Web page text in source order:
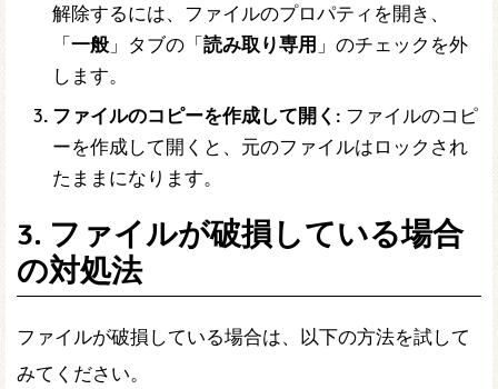
解除するには、ファイルのプロパティを開き、
「一般 」タブの「読み取り専用 」のチェックを外
します。
ファイルのコピーを作成して開く : ファイルのコピ
ーを作成して開くと、元のファイルはロックされ
たままになります。
3. ファイルが破損している場合
の対処法
ファイルが破損している場合は、以下の方法を試して
みてください。